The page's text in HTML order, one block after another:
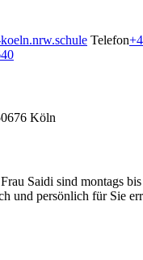
Telefon
Köln
Saidi sind montags
und persönlich für Sie